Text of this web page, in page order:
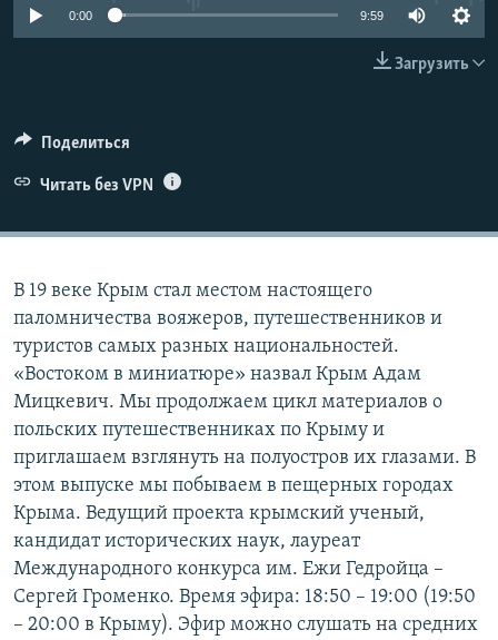
ПОБЕДИТЕЛЕЙ НЕ СУДЯТ?
УКРАИНСКАЯ ПРОБЛЕМА КРЫМА
ПРИСОЕДИНЯЙТЕСЬ!
Все сайты RFE/RL
0:00 9:59
Загрузить
Поделиться
Читать без VPN
В 19 веке Крым стал местом настоящего
паломничества вояжеров, путешественников и
туристов самых разных национальностей.
«Востоком в миниатюре» назвал Крым Адам
Мицкевич. Мы продолжаем цикл материалов о
польских путешественниках по Крыму и
приглашаем взглянуть на полуостров их глазами. В
этом выпуске мы побываем в пещерных городах
Крыма. Ведущий проекта крымский ученый,
кандидат исторических наук, лауреат
Международного конкурса им. Ежи Гедройца –
Сергей Громенко. Время эфира: 18:50 – 19:00 (19:50
– 20:00 в Крыму). Эфир можно слушать на средних